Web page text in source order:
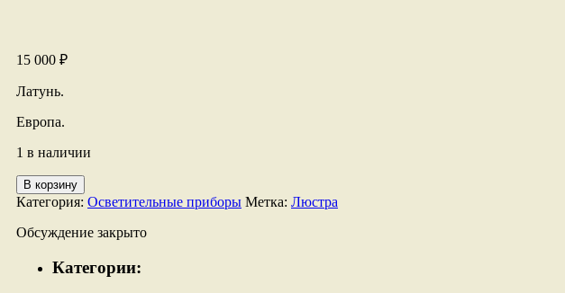
15 000 ₽
Латунь.
Европа.
1 в наличии
Количество
товара
Люстра
В корзину
Категория: Осветительные приборы Метка: Люстра
Обсуждение закрыто
Категории: